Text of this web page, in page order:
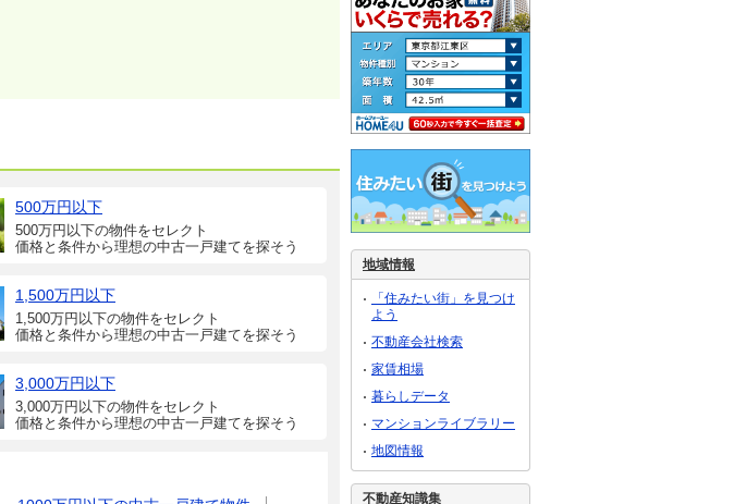
500万円以下
500万円以下の物件をセレクト
価格と条件から理想の中古一戸建てを探そう
1,500万円以下
1,500万円以下の物件をセレクト
価格と条件から理想の中古一戸建てを探そう
3,000万円以下
3,000万円以下の物件をセレクト
価格と条件から理想の中古一戸建てを探そう
地域情報
「住みたい街」を見つけ
よう
不動産会社検索
家賃相場
暮らしデータ
マンションライブラリー
地図情報
不動産知識集